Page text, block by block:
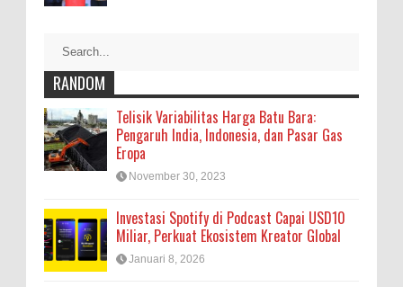
RANDOM
Telisik Variabilitas Harga Batu Bara:
Pengaruh India, Indonesia, dan Pasar Gas
Eropa
November 30, 2023
Investasi Spotify di Podcast Capai USD10
Miliar, Perkuat Ekosistem Kreator Global
Januari 8, 2026